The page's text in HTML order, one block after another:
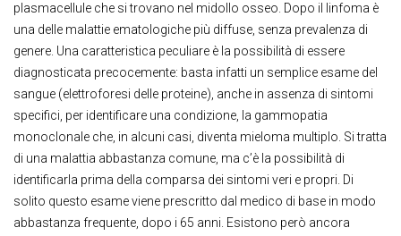
plasmacellule che si trovano nel midollo osseo. Dopo il linfoma è
una delle malattie ematologiche più diffuse, senza prevalenza di
genere. Una caratteristica peculiare è la possibilità di essere
diagnosticata precocemente: basta infatti un semplice esame del
sangue (elettroforesi delle proteine), anche in assenza di sintomi
specifici, per identificare una condizione, la gammopatia
monoclonale che, in alcuni casi, diventa mieloma multiplo. Si tratta
di una malattia abbastanza comune, ma c’è la possibilità di
identificarla prima della comparsa dei sintomi veri e propri. Di
solito questo esame viene prescritto dal medico di base in modo
abbastanza frequente, dopo i 65 anni. Esistono però ancora